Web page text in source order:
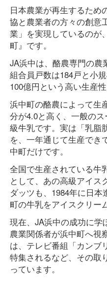
日本農業が再生するため
協と農業者の方々の創意
業」を実現しているのが
町』です。
JA浜中は、酪農専門の農
組合員戸数は184戸と小
100億円という高い生産
浜中町の酪農によって生
分が4.0と高く、一般の
級牛乳です。実は「乳脂
を、一年通じて生産でき
中町だけです。
全国で生産されている牛
として、あの高級アイス
ダッツも、1984年に日
町の牛乳をアイスクリー
現在、JA浜中の成功に学
農業関係者が浜中町へ視
は、テレビ番組「カンブ
特集されるなど、その取
っています。